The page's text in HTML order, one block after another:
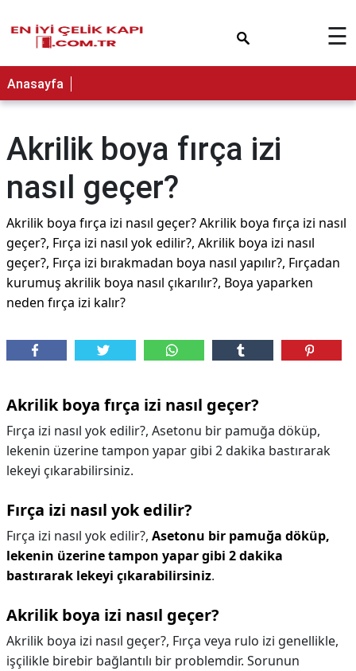
☰
Anasayfa
Akrilik boya fırça izi
nasıl geçer?
Akrilik boya fırça izi nasıl geçer? Akrilik boya fırça izi nasıl
geçer?, Fırça izi nasıl yok edilir?, Akrilik boya izi nasıl
geçer?, Fırça izi bırakmadan boya nasıl yapılır?, Fırçadan
kurumuş akrilik boya nasıl çıkarılır?, Boya yaparken
neden fırça izi kalır?
Akrilik boya fırça izi nasıl geçer?
Fırça izi nasıl yok edilir?, Asetonu bir pamuğa döküp,
lekenin üzerine tampon yapar gibi 2 dakika bastırarak
lekeyi çıkarabilirsiniz.
Fırça izi nasıl yok edilir?
Fırça izi nasıl yok edilir?, Asetonu bir pamuğa döküp,
lekenin üzerine tampon yapar gibi 2 dakika
bastırarak lekeyi çıkarabilirsiniz.
Akrilik boya izi nasıl geçer?
Akrilik boya izi nasıl geçer?, Fırça veya rulo izi genellikle,
işçilikle birebir bağlantılı bir problemdir. Sorunun